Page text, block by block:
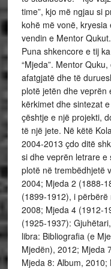
time”, kjo më ngjau si
kohë më vonë,
vendin e Mentor Qukut.
Puna shkencore e tij
“Mjeda”. Mentor
afatgjatë dhe të
plotë jetën dhe veprën
kërkimet dhe sintezat
çështje e një projekti,
të një jete. Në këtë
2004-2013 çdo ditë
si dhe veprën letrare e
plotë në trembëdhjetë
2004; Mjeda 2 (1888-
(1899-1912), i
2008; Mjeda 4 (1912-
(1925-1937):
libra: Bibliografia (e
Mjedën), 2012; Mjeda
Mjeda 8: Album,